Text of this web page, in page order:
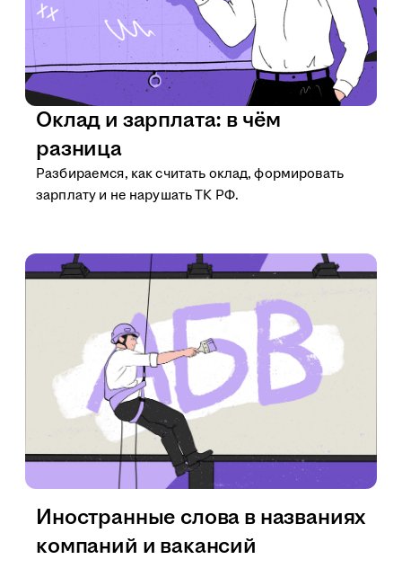
Оклад и зарплата: в чём
разница
Разбираемся, как считать оклад, формировать
зарплату и не нарушать ТК РФ.
Иностранные слова в названиях
компаний и вакансий